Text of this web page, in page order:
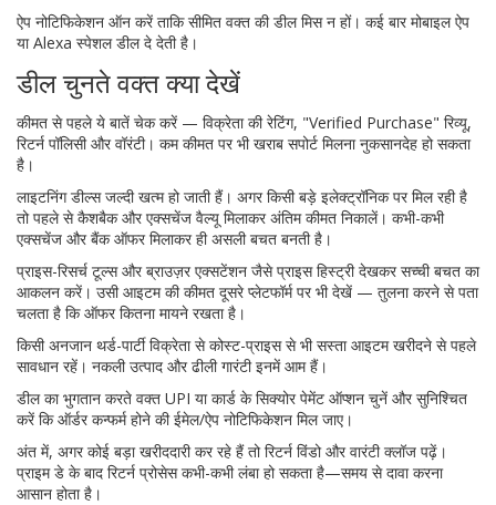
ऐप नोटिफिकेशन ऑन करें ताकि सीमित वक्त की डील मिस न हों। कई बार मोबाइल ऐप
या Alexa स्पेशल डील दे देती है।
डील चुनते वक्त क्या देखें
कीमत से पहले ये बातें चेक करें — विक्रेता की रेटिंग, "Verified Purchase" रिव्यू,
रिटर्न पॉलिसी और वॉरंटी। कम कीमत पर भी खराब सपोर्ट मिलना नुकसानदेह हो सकता
है।
लाइटनिंग डील्स जल्दी खत्म हो जाती हैं। अगर किसी बड़े इलेक्ट्रॉनिक पर मिल रही है
तो पहले से कैशबैक और एक्सचेंज वैल्यू मिलाकर अंतिम कीमत निकालें। कभी-कभी
एक्सचेंज और बैंक ऑफर मिलाकर ही असली बचत बनती है।
प्राइस-रिसर्च टूल्स और ब्राउज़र एक्सटेंशन जैसे प्राइस हिस्ट्री देखकर सच्ची बचत का
आकलन करें। उसी आइटम की कीमत दूसरे प्लेटफॉर्म पर भी देखें — तुलना करने से पता
चलता है कि ऑफर कितना मायने रखता है।
किसी अनजान थर्ड-पार्टी विक्रेता से कोस्ट-प्राइस से भी सस्ता आइटम खरीदने से पहले
सावधान रहें। नकली उत्पाद और ढीली गारंटी इनमें आम हैं।
डील का भुगतान करते वक्त UPI या कार्ड के सिक्योर पेमेंट ऑप्शन चुनें और सुनिश्चित
करें कि ऑर्डर कन्फर्म होने की ईमेल/ऐप नोटिफिकेशन मिल जाए।
अंत में, अगर कोई बड़ा खरीददारी कर रहे हैं तो रिटर्न विंडो और वारंटी क्लॉज पढ़ें।
प्राइम डे के बाद रिटर्न प्रोसेस कभी-कभी लंबा हो सकता है—समय से दावा करना
आसान होता है।